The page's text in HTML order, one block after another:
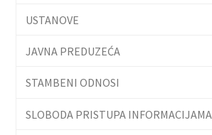
USTANOVE
JAVNA PREDUZEĆA
STAMBENI ODNOSI
SLOBODA PRISTUPA INFORMACIJAMA